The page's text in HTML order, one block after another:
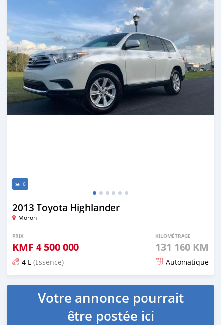
6
2013 Toyota Highlander
Moroni
PRIX
KMF 4 500 000
KILOMÉTRAGE
131 160 KM
4 L (Essence) Automatique
Publié il y a environ 6 ans
Votre annonce pourrait
être postée ici